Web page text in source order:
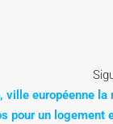
ville européenne la
pour un logement